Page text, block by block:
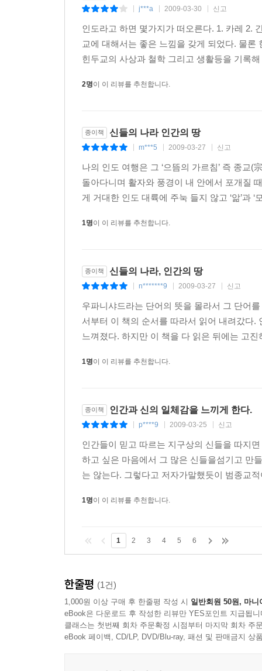
j***a 2009-03-30 신고
인도라고 하면 몇가지가 떠오른다. 1. 카레 2.
교에 대해서는 좋은 느낌을 갖게 되었다. 물
힌두교의 사상과 철학 그리고 생활등을 기록
2명이 이 리뷰를 추천합니다.
종이책 신들의 나라 인간의 땅
m***5 2009-03-27 신고
나의 인도 여행은 그 ‘으뜸의 가르침’ 즉 종교
돌아다니며 활자와 풍경이 내 안에서 포개질
게 거대한 인도 대륙에 주눅 들지 않고 ‘앎’과
1명이 이 리뷰를 추천합니다.
종이책 신들의 나라, 인간의 땅
n*******9 2009-03-27 신고
우파니샤드라는 단어의 뜻을 몰라서 그 단어
서부터 이 책의 순서를 따라서 읽어 내려갔다
느껴졌다. 하지만 이 책을 다 읽은 뒤에는 고
1명이 이 리뷰를 추천합니다.
종이책 인간과 신의 일체감을 느끼게 한다.
p****9 2009-03-25 신고
인간들이 믿고 따르는 지구상의 신들을 따지
하고 싶은 마음에서 그 많은 신들을섬기고 만
는 않는다. 그렇다고 저자가말했듯이 범종교
1명이 이 리뷰를 추천합니다.
1 2 3 4 5 6
한줄평 (1건)
1,000원 이상 구매 후 한줄평 작성 시 일반회원 50원, 마니
eBook은 다운로드 후 작성한 리뷰만 YES포인트 지급됩니
클래스는 첫번째 회차 주문확정 시점부터 마지막 회차 주
eBook 페이백, CD/LP, DVD/Blu-ray, 패션 및 판매금지 상